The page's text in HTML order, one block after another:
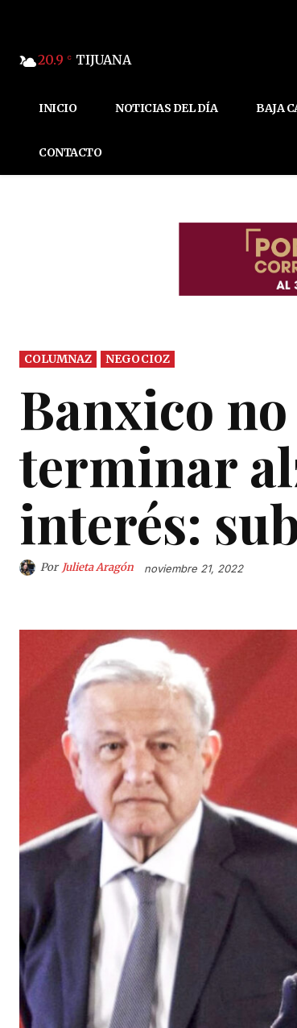
20.9 C TIJUANA
INICIO NOTICIAS DEL DÍA BAJA
CONTACTO
COLUMNAZ NEGOCIOZ
Banxico no
terminar
interés:
Por Julieta Aragón noviembre 21, 2022